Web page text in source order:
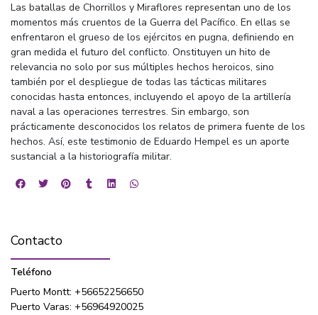
Las batallas de Chorrillos y Miraflores representan uno de los
momentos más cruentos de la Guerra del Pacífico. En ellas se
enfrentaron el grueso de los ejércitos en pugna, definiendo en
gran medida el futuro del conflicto. Onstituyen un hito de
relevancia no solo por sus múltiples hechos heroicos, sino
también por el despliegue de todas las tácticas militares
conocidas hasta entonces, incluyendo el apoyo de la artillería
naval a las operaciones terrestres. Sin embargo, son
prácticamente desconocidos los relatos de primera fuente de los
hechos. Así, este testimonio de Eduardo Hempel es un aporte
sustancial a la historiografía militar.
Contacto
Teléfono
Puerto Montt: +56652256650
Puerto Varas: +56964920025